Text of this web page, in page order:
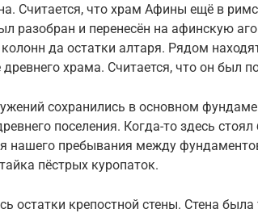
Считается, что храм Афины ещё в
разобран и перенесён на афинскую
да остатки алтаря. Рядом
древнего храма. Считается, что он был
сохранились в основном
поселения. Когда-то здесь
нашего пребывания между
пёстрых куропаток.
остатки крепостной стены. Стена